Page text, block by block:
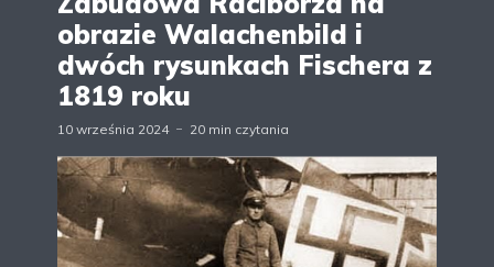
obrazie Walachenbild i
dwóch rysunkach Fischera z
1819 roku
10 września 2024 20 min czytania